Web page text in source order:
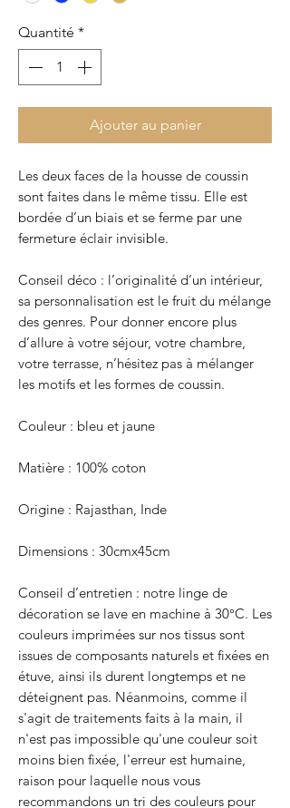
Quantité *
Ajouter au panier
Les deux faces de la housse de coussin
sont faites dans le même tissu. Elle est
bordée d’un biais et se ferme par une
fermeture éclair invisible.
Conseil déco : l’originalité d’un intérieur,
sa personnalisation est le fruit du mélange
des genres. Pour donner encore plus
d’allure à votre séjour, votre chambre,
votre terrasse, n’hésitez pas à mélanger
les motifs et les formes de coussin.
Couleur : bleu et jaune
Matière : 100% coton
Origine : Rajasthan, Inde
Dimensions : 30cmx45cm
Conseil d’entretien : notre linge de
décoration se lave en machine à 30°C. Les
couleurs imprimées sur nos tissus sont
issues de composants naturels et fixées en
étuve, ainsi ils durent longtemps et ne
déteignent pas. Néanmoins, comme il
s'agit de traitements faits à la main, il
n'est pas impossible qu'une couleur soit
moins bien fixée, l'erreur est humaine,
raison pour laquelle nous vous
recommandons un tri des couleurs pour